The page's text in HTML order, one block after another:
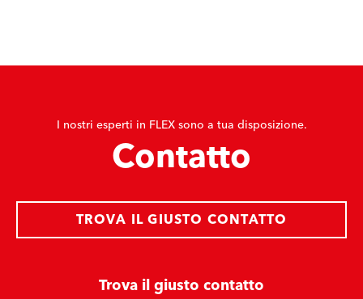
I nostri esperti in FLEX sono a tua disposizione.
Contatto
Trova il giusto contatto
TROVA IL GIUSTO CONTATTO